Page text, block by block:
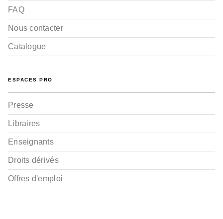
FAQ
Nous contacter
Catalogue
ESPACES PRO
Presse
Libraires
Enseignants
Droits dérivés
Offres d'emploi